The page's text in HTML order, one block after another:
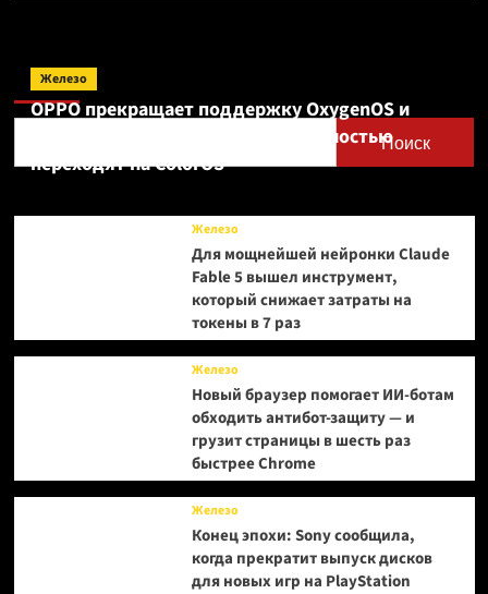
советы
в
Online
Поиск
Поиск
Железо
OPPO прекращает поддержку OxygenOS и
Realme UI — OnePlus и realme полностью
переходят на ColorOS
Железо
Для мощнейшей нейронки Claude
Fable 5 вышел инструмент,
который снижает затраты на
токены в 7 раз
Железо
Новый браузер помогает ИИ-ботам
обходить антибот-защиту — и
грузит страницы в шесть раз
быстрее Chrome
Железо
Конец эпохи: Sony сообщила,
когда прекратит выпуск дисков
для новых игр на PlayStation